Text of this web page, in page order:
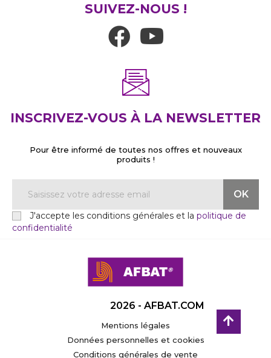
SUIVEZ-NOUS !
INSCRIVEZ-VOUS À LA NEWSLETTER
Pour être informé de toutes nos offres et nouveaux
produits !
J'accepte les conditions générales et la politique de
confidentialité
2026 - AFBAT.COM
Mentions légales
Données personnelles et cookies
Conditions générales de vente